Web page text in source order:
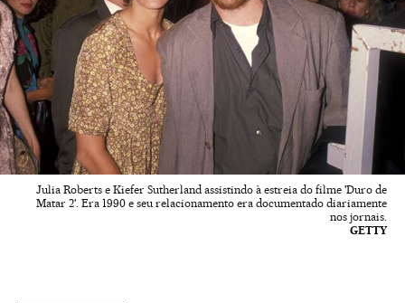
Julia Roberts e Kiefer Sutherland assistindo à estreia do filme 'Duro de
Matar 2'. Era 1990 e seu relacionamento era documentado diariamente
nos jornais.
GETTY